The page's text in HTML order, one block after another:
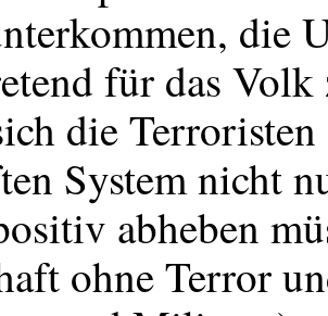
die
für das
die
System nicht
abheben
ohne Terror